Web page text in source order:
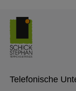
Telefonische